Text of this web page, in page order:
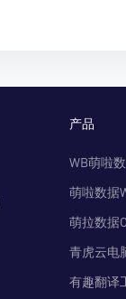
产品
WB萌啦
萌啦数据
萌拉数据
青虎云电
有趣翻译